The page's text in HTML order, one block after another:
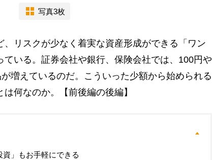
写真3枚
リスクが少なく着実な資産形成ができる「ワン
ている。証券会社や銀行、保険会社では、100円や
増えているのだ。こういった少額から始められる
何なのか。【前後編の後編】
資」もお手軽にできる